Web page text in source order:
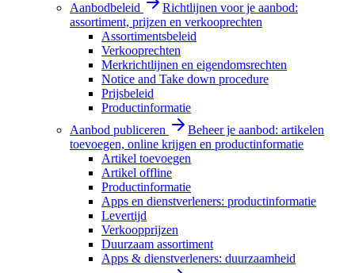
Aanbodbeleid
Richtlijnen voor je aanbod:
assortiment, prijzen en verkooprechten
Assortimentsbeleid
Verkooprechten
Merkrichtlijnen en eigendomsrechten
Notice and Take down procedure
Prijsbeleid
Productinformatie
Aanbod publiceren
Beheer je aanbod: artikelen
toevoegen, online krijgen en productinformatie
Artikel toevoegen
Artikel offline
Productinformatie
Apps en dienstverleners: productinformatie
Levertijd
Verkoopprijzen
Duurzaam assortiment
Apps & dienstverleners: duurzaamheid